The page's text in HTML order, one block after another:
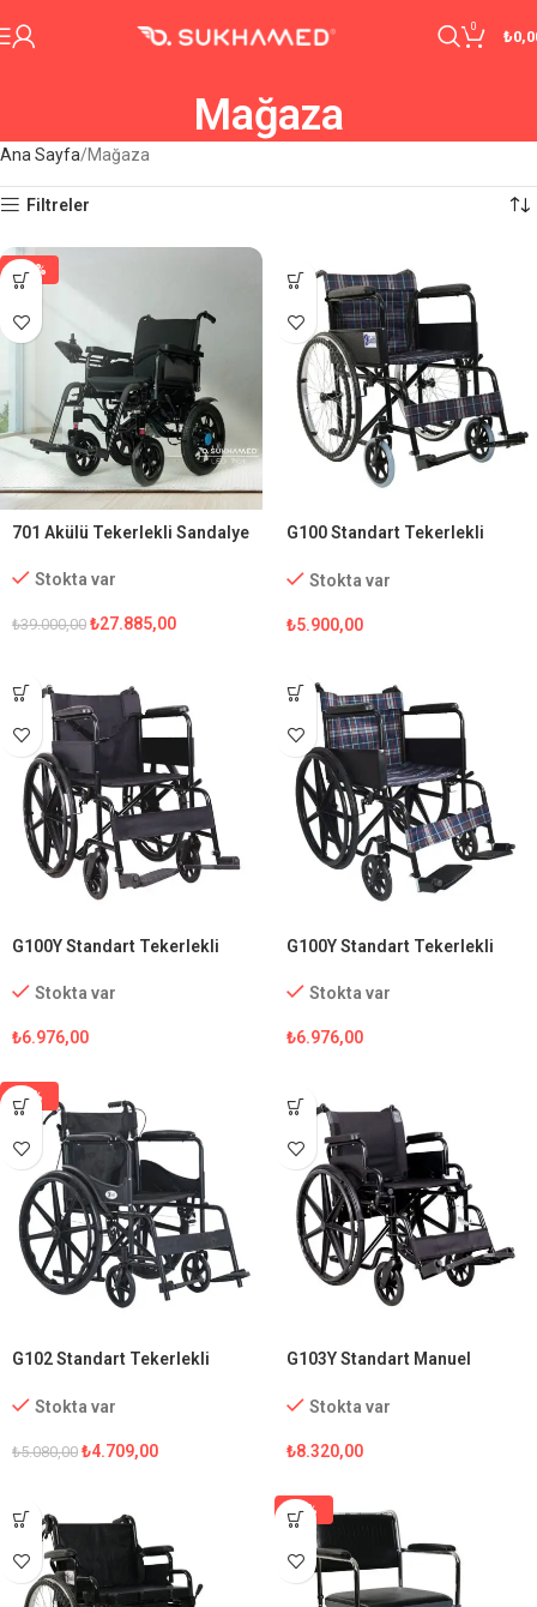
0
₺
Mağaza
Ana Sayfa Mağaza
Filtreler
-29%
701 Akülü Tekerlekli Sandalye
Stokta var
₺39.000,00 ₺27.885,00
G100 Standart Tekerlekli
Stokta var
₺5.900,00
G100Y Standart Tekerlekli
Stokta var
₺6.976,00
G100Y Standart Tekerlekli
Stokta var
₺6.976,00
-7%
G102 Standart Tekerlekli
Stokta var
₺5.080,00 ₺4.709,00
G103Y Standart Manuel
Stokta var
₺8.320,00
-5%